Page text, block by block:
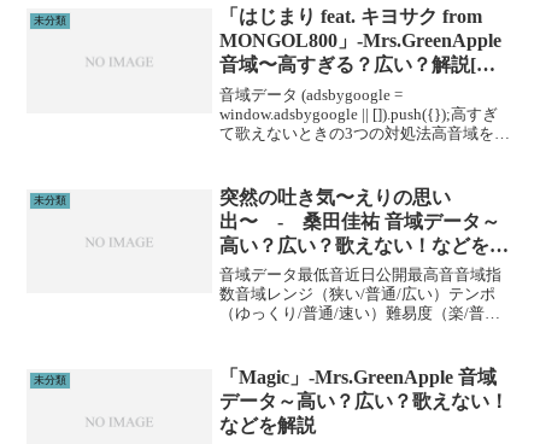
す。 (adsbygoogle = wi...
未分類
「はじまり feat. キヨサク from
MONGOL800」-Mrs.GreenApple
音域〜高すぎる？広い？解説[ピ
ックアップ]
音域データ (adsbygoogle =
window.adsbygoogle || []).push({});高すぎ
て歌えないときの3つの対処法高音域を広
ルに通うこと...
未分類
突然の吐き気〜えりの思い
出〜 - 桑田佳祐 音域データ～
高い？広い？歌えない！などを解
説
音域データ最低音近日公開最高音音域指
数音域レンジ（狭い/普通/広い）テンポ
（ゆっくり/普通/速い）難易度（楽/普通/
window.adsbygoogl...
未分類
「Magic」-Mrs.GreenApple 音域
データ～高い？広い？歌えない！
などを解説